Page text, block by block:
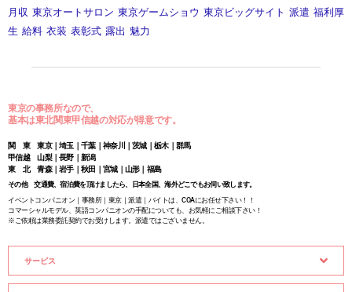
月収 東京オートサロン 東京ゲームショウ 東京ビッグサイト 派遣 福利厚
生 給料 衣装 表彰式 露出 魅力
東京の事務所なので、
基本は東北関東甲信越の対応が得意です。
関 東 東京｜埼玉｜千葉｜神奈川｜茨城｜栃木｜群馬
甲信越 山梨｜長野｜新潟
東 北 青森｜岩手｜秋田｜宮城｜山形｜福島
その他 交通費、宿泊費を頂けましたら、日本全国、海外どこでもお伺い致します。
イベントコンパニオン｜事務所｜東京｜派遣｜バイトは、COAにお任せ下さい！！
コマーシャルモデル、英語コンパニオンの手配についても、お気軽にご相談下さい！
※ご依頼は業務委託契約でお受けします。派遣ではございません。
サービス